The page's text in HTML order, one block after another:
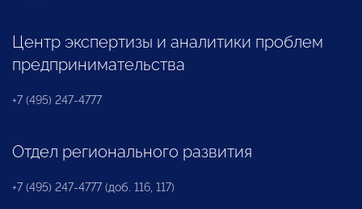
Центр экспертизы и аналитики проблем
предпринимательства
+7 (495) 247-4777
Отдел регионального развития
+7 (495) 247-4777 (доб. 116, 117)